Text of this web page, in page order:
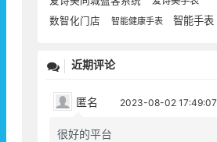
数智化门店
智能健康手表 智能手表
近期评论
匿名 2023-08-02 17:49:07
很好的平台